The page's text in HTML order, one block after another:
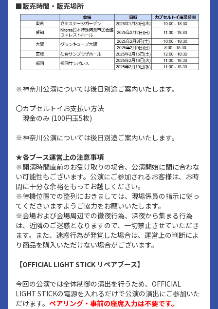
■販売時間・販売場所
※神奈川公演については後日別途ご案内いたします。
〇カプセルトイお支払い方法
現金のみ (100円玉5枚)
※神奈川公演については後日別途ご案内いたします。
★各ブース運営上の注意事項
※開演時間直前のお受け取りの場合、公演開始に間に合わな
い可能性もございます。公演にご参加されるお客様は、お時
間に十分な余裕をもってお越しください。
※待機位置での整列におきましては、現場係員の指示に従っ
てくださいますようご協力をお願いいたします。
※会場および会場周辺での徹夜行為、深夜から集まる行為
は、近隣のご迷惑となりますので、一切禁止させていただき
ます。また、迷惑行為が発覚した場合は、運営上の判断によ
り商品を購入いただけない場合がございます。
【OFFICIAL LIGHT STICK リペアブース】
今回の公演では全体制御の演出を行うため、OFFICIAL
LIGHT STICKの電源を入れるだけで公演の演出にご参加いた
だけます。 ペアリング・事前の座席入力は不要です。